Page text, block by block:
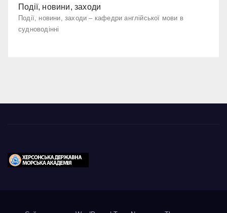
Події, новини, заходи
Події, новини, заходи – кафедри англійської мови в
судноводінні